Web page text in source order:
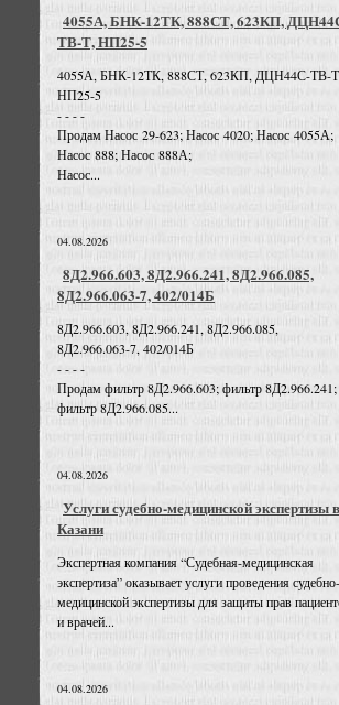
4055А, БНК-12ТК, 888СТ, 623КП,
ТВ-Т, НП25-5
4055А, БНК-12ТК, 888СТ, 623КП, ДЦН44С-ТВ-
НП25-5
- - - -
Продам Насос 29-623; Насос 4020; Насос 4055А;
Насос 888; Насос 888А;
Насос...
04.08.2026
8Д2.966.603, 8Д2.966.241, 8Д2.966.085,
8Д2.966.063-7, 402/014Б
8Д2.966.603, 8Д2.966.241, 8Д2.966.085,
8Д2.966.063-7, 402/014Б
- - - -
Продам фильтр 8Д2.966.603; фильтр 8Д2.966.241;
фильтр 8Д2.966.085...
04.08.2026
Услуги судебно-медицинской экспертизы в
Казани
Экспертная компания “Судебная-медицинская
экспертиза” оказывает услуги проведения судебно-
медицинской экспертизы для защиты прав
и врачей...
04.08.2026